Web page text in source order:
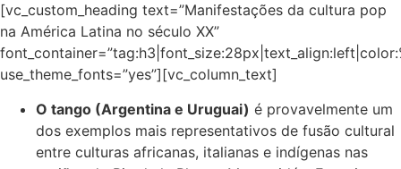
[vc_custom_heading text=”Manifestações da cultura pop
na América Latina no século XX”
use_theme_fonts=”yes”][vc_column_text]
O tango (Argentina e Uruguai) é provavelmente um
dos exemplos mais representativos de fusão cultural
entre culturas africanas, italianas e indígenas nas